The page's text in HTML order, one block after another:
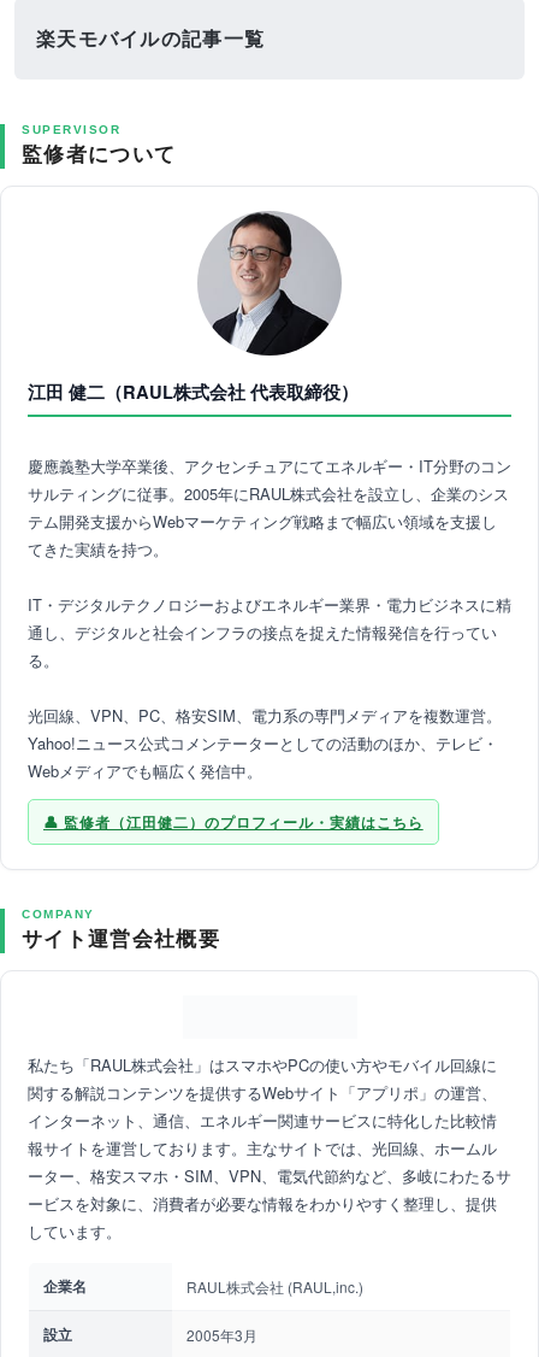
楽天モバイルの記事一覧
SUPERVISOR
監修者について
江田 健二（RAUL株式会社 代表取締役）
慶應義塾大学卒業後、アクセンチュアにてエネルギー・IT分野のコン
サルティングに従事。2005年にRAUL株式会社を設立し、企業のシス
テム開発支援からWebマーケティング戦略まで幅広い領域を支援し
てきた実績を持つ。
IT・デジタルテクノロジーおよびエネルギー業界・電力ビジネスに精
通し、デジタルと社会インフラの接点を捉えた情報発信を行ってい
る。
光回線、VPN、PC、格安SIM、電力系の専門メディアを複数運営。
Yahoo!ニュース公式コメンテーターとしての活動のほか、テレビ・
Webメディアでも幅広く発信中。
監修者（江田健二）のプロフィール・実績はこちら
COMPANY
サイト運営会社概要
私たち「RAUL株式会社」はスマホやPCの使い方やモバイル回線に
関する解説コンテンツを提供するWebサイト「アプリポ」の運営、
インターネット、通信、エネルギー関連サービスに特化した比較情
報サイトを運営しております。主なサイトでは、光回線、ホームル
ーター、格安スマホ・SIM、VPN、電気代節約など、多岐にわたるサ
ービスを対象に、消費者が必要な情報をわかりやすく整理し、提供
しています。
企業名 RAUL株式会社 (RAUL,inc.)
設立 2005年3月